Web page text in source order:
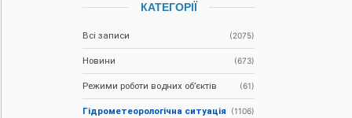
КАТЕГОРІЇ
Всі записи (2075)
Новини (673)
Режими роботи водних об’єктів (61)
Гідрометеорологічна ситуація (1106)